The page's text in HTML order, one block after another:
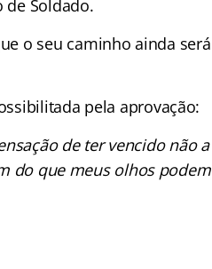
de Soldado.
o seu caminho ainda será
pela aprovação:
de ter vencido não a
do que meus olhos podem